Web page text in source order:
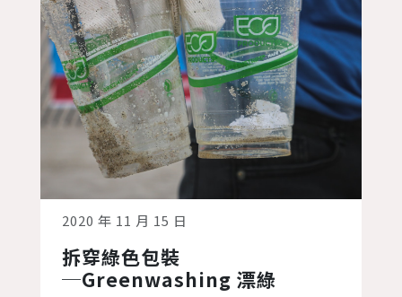
2020 年 11 月 15 日
拆穿綠色包裝
─Greenwashing 漂綠